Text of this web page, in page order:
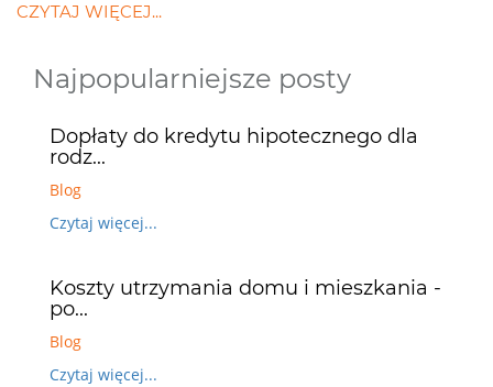
CZYTAJ WIĘCEJ...
Najpopularniejsze posty
Dopłaty do kredytu hipotecznego dla
rodz...
Blog
Czytaj więcej...
Koszty utrzymania domu i mieszkania -
po...
Blog
Czytaj więcej...